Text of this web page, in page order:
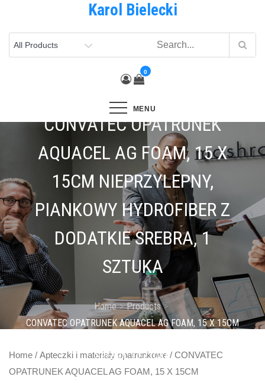
content
Karol Bielecki
0
MENU
CONVATEC OPATRUNEK
AQUACEL AG FOAM, 15 X
15CM NIEPRZYLEPNY,
PIANKOWY HYDROFIBER Z
DODATKIE SREBRA, 1
SZTUKA
Home
Products
CONVATEC OPATRUNEK AQUACEL AG FOAM, 15 X 15CM
SREBRA, 1 SZTUKA
Home / Apteczki i materiały opatrunkowe / CONVATEC
OPATRUNEK AQUACEL AG FOAM, 15 X 15CM